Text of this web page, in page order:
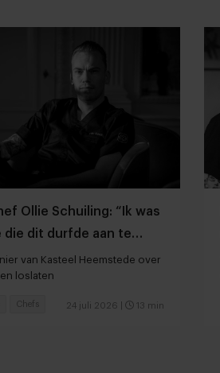
Ollie Schuiling: “Ik was
die dit durfde aan te
van Kasteel Heemstede over
loslaten
24 juli 2026 13 min
Chefs